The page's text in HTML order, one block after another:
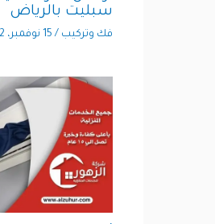
سبليت بالرياض
فك وتركيب/15 نوفمبر، 2022